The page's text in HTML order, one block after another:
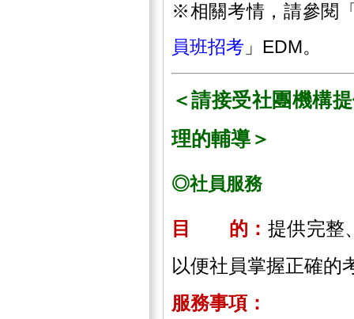
※相關考情，請參閱
員班招考 」EDM。
＜請接受社團機構
理的輔導＞
◎社員服務
目 的： 提供完整
以便社員掌握正確的
服務事項：